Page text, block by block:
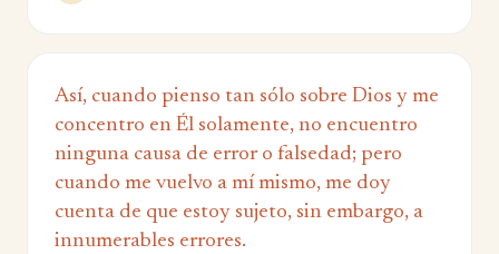
Así, cuando pienso tan sólo sobre Dios y me
concentro en Él solamente, no encuentro
ninguna causa de error o falsedad; pero
cuando me vuelvo a mí mismo, me doy
cuenta de que estoy sujeto, sin embargo, a
innumerables errores.